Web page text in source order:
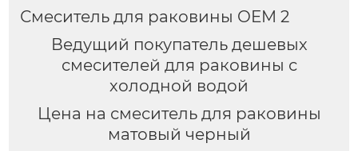
Смеситель для раковины OEM 2
Ведущий покупатель дешевых
смесителей для раковины с
холодной водой
Цена на смеситель для раковины
матовый черный